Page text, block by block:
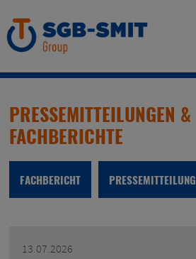
PRESSEMITTEILUNGEN &
FACHBERICHTE
FACHBERICHT PRESSEMITTEILUNG
13.07.2026